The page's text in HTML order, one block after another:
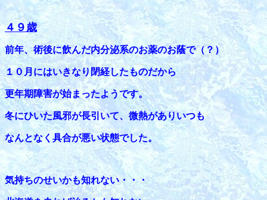
４９歳
前年、術後に飲んだ内分泌系のお薬のお蔭で（？）
１０月にはいきなり閉経したものだから
更年期障害が始まったようです。
冬にひいた風邪が長引いて、微熱がありいつも
なんとなく具合が悪い状態でした。
気持ちのせいかも知れない・・・